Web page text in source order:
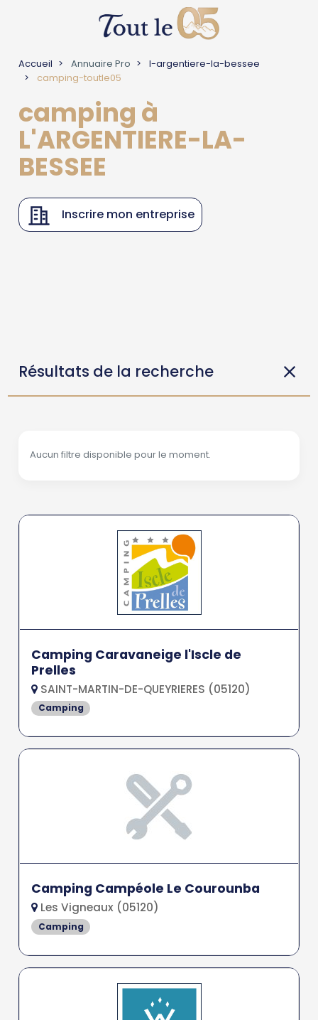
Accueil Annuaire Pro
l-argentiere-la-bessee
camping-toutle05
camping à
L'ARGENTIERE-LA-
BESSEE
Inscrire mon entreprise
Résultats de la recherche
Aucun filtre disponible pour le moment.
Camping Caravaneige l'Iscle de
Prelles
SAINT-MARTIN-DE-QUEYRIERES (05120)
Camping
Camping Campéole Le Courounba
Les Vigneaux (05120)
Camping